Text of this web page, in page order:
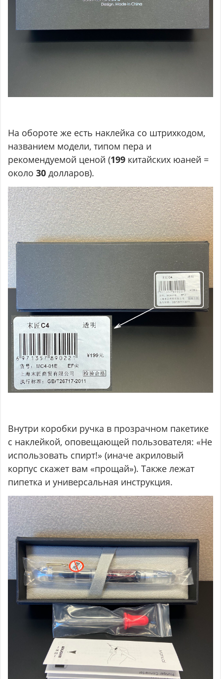
На обороте же есть наклейка со штрихкодом,
названием модели, типом пера и
рекомендуемой ценой (199 китайских юаней =
около30 долларов).
Внутри коробки ручка в прозрачном пакетике
с наклейкой, оповещающей пользователя: «Не
использовать спирт!» (иначе акриловый
корпус скажет вам «прощай»). Также лежат
пипетка и универсальная инструкция.